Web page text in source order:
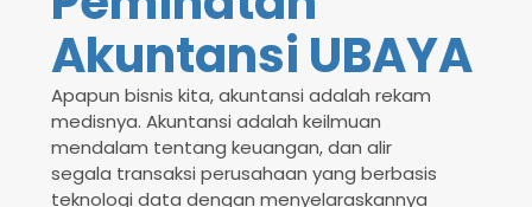
Akuntansi UBAYA
Apapun bisnis kita, akuntansi adalah rekam
medisnya. Akuntansi adalah keilmuan
mendalam tentang keuangan, dan alir
segala transaksi perusahaan yang berbasis
teknologi data dengan menyelaraskannya